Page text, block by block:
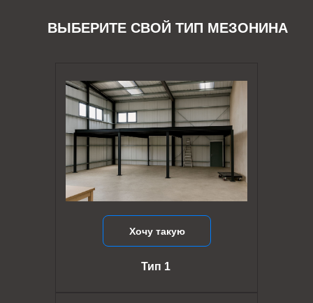
ВЫБЕРИТЕ СВОЙ ТИП МЕЗОНИНА
Хочу такую
Тип 1